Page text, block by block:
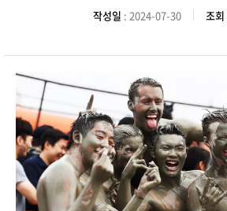
작성일 : 2024-07-30 조회